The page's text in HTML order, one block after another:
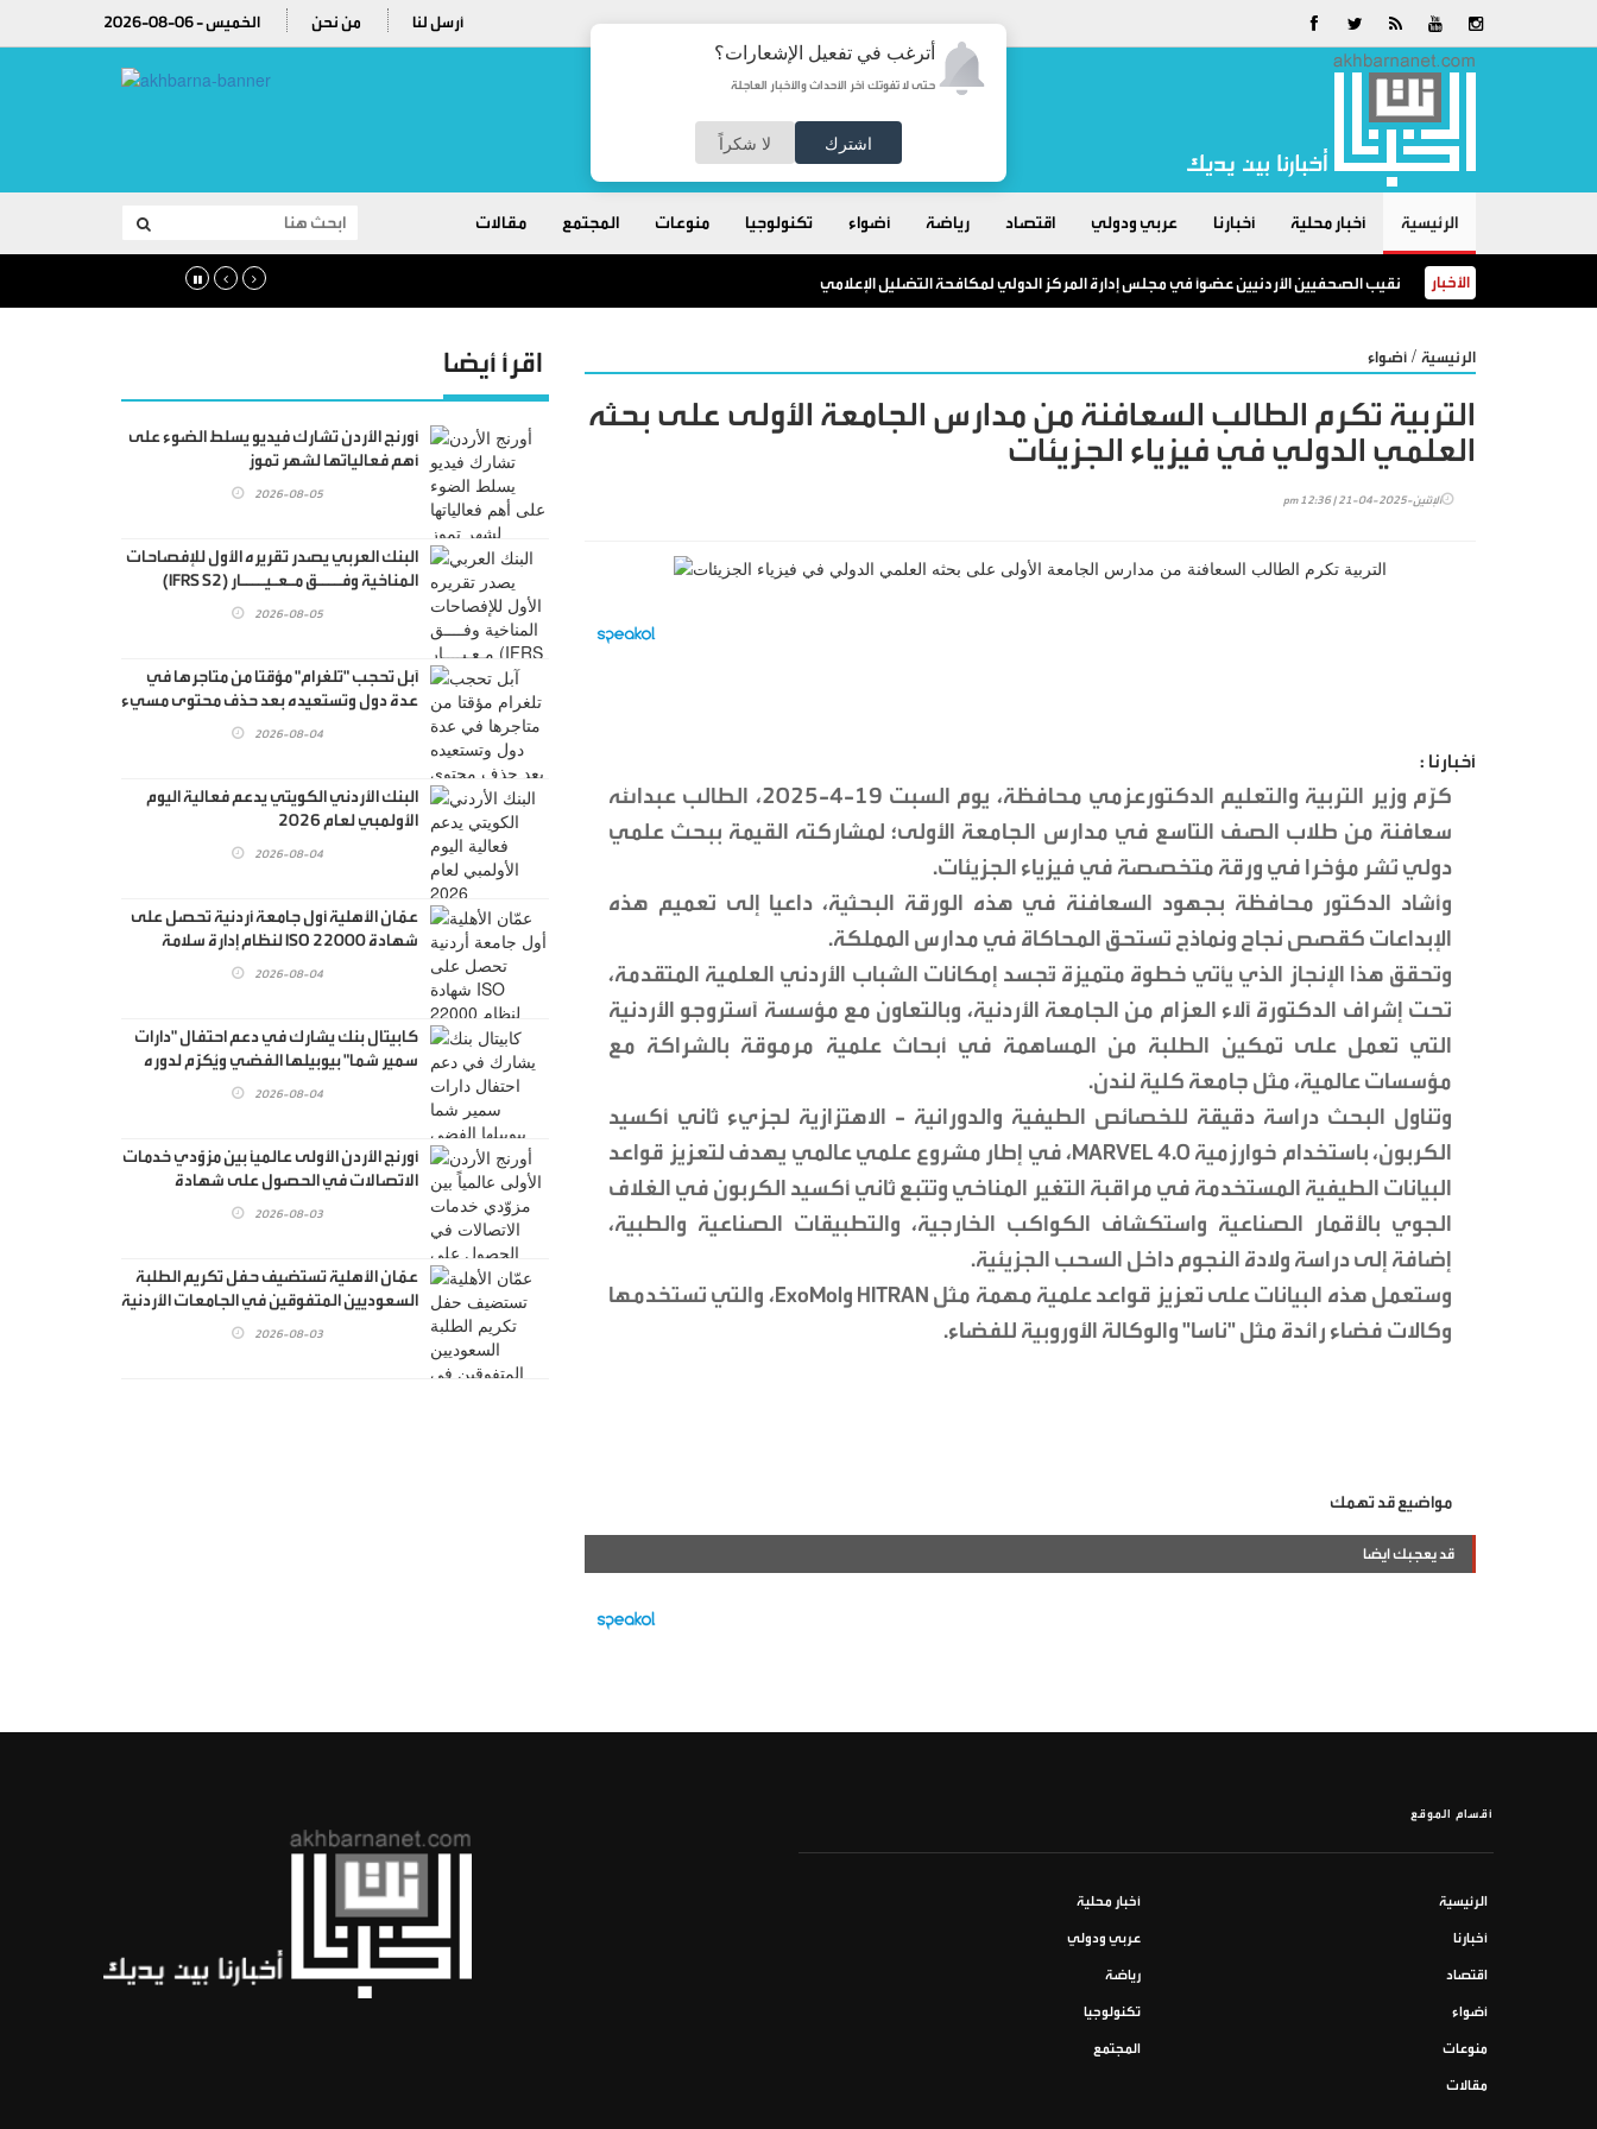
أترغب في تفعيل الإشعارات؟
حتى لا تفوتك آخر الأحداث والأخبار العاجلة
اشترك لا شكراً
2026-08-06 - الخميس من نحن أرسل لنا
الرئيسية أخبار محلية أخبارنا عربي ودولي اقتصاد رياضة أضواء تكنولوجيا منوعات المجتمع مقالات
الأخبار نقيب الصحفيين الأردنيين عضوًا في مجلس إدارة المركز الدولي لمكافحة التضليل الإعلامي
الرئيسية / أضواء
التربية تكرم الطالب السعافنة من مدارس الجامعة الأولى على بحثه
العلمي الدولي في فيزياء الجزيئات
الإثنين-2025-04-21 | 12:36 pm
أخبارنا :
كرّم وزير التربية والتعليم الدكتورعزمي محافظة، يوم السبت 19-4-2025، الطالب عبدالله
سعافنة من طلاب الصف التاسع في مدارس الجامعة الأولى؛ لمشاركته القيمة ببحث علمي
دولي نُشر مؤخرا في ورقة متخصصة في فيزياء الجزيئات.
وأشاد الدكتور محافظة بجهود السعافنة في هذه الورقة البحثية، داعيا إلى تعميم هذه
الإبداعات كقصص نجاح ونماذج تستحق المحاكاة في مدارس المملكة.
وتحقق هذا الإنجاز الذي يأتي خطوة متميزة تُجسد إمكانات الشباب الأردني العلمية المتقدمة،
تحت إشراف الدكتورة آلاء العزام من الجامعة الأردنية، وبالتعاون مع مؤسسة آستروجو الأردنية
التي تعمل على تمكين الطلبة من المساهمة في أبحاث علمية مرموقة بالشراكة مع
مؤسسات عالمية، مثل جامعة كلية لندن.
وتناول البحث دراسة دقيقة للخصائص الطيفية والدورانية - الاهتزازية لجزيء ثاني أكسيد
الكربون، باستخدام خوارزمية MARVEL 4.0، في إطار مشروع علمي عالمي يهدف لتعزيز قواعد
البيانات الطيفية المستخدمة في مراقبة التغير المناخي وتتبع ثاني أكسيد الكربون في الغلاف
الجوي بالأقمار الصناعية واستكشاف الكواكب الخارجية، والتطبيقات الصناعية والطبية،
إضافة إلى دراسة ولادة النجوم داخل السحب الجزيئية.
وستعمل هذه البيانات على تعزيز قواعد علمية مهمة مثل HITRAN وExoMol، والتي تستخدمها
وكالات فضاء رائدة مثل "ناسا" والوكالة الأوروبية للفضاء.
مواضيع قد تهمك
قد يعجبك ايضا
اقرأ أيضا
أورنج الأردن تشارك فيديو يسلط الضوء على
أهم فعالياتها لشهر تموز
2026-08-05
البنك العربي يصدر تقريره الأول للإفصاحات
المناخية وفــــق مـعـيــــار (IFRS S2)
2026-08-05
آبل تحجب "تلغرام" مؤقتا من متاجرها في
عدة دول وتستعيده بعد حذف محتوى مسيء
2026-08-04
البنك الأردني الكويتي يدعم فعالية اليوم
الأولمبي لعام 2026
2026-08-04
عمّان الأهلية أول جامعة أردنية تحصل على
شهادة ISO 22000 لنظام إدارة سلامة
2026-08-04
كابيتال بنك يشارك في دعم احتفال "دارات
سمير شما" بيوبيلها الفضي ويُكرَّم لدوره
في دعم رعاية المسنين
2026-08-04
أورنج الأردن الأولى عالمياً بين مزوّدي خدمات
الاتصالات في الحصول على شهادة
الاعتراف بالتميّز للأداء المستدام من
2026-08-03
عمّان الأهلية تستضيف حفل تكريم الطلبة
السعوديين المتفوقين في الجامعات الأردنية
2026-08-03
أقسام الموقع
الرئيسية أخبار محلية
أخبارنا عربي ودولي
اقتصاد رياضة
أضواء تكنولوجيا
منوعات المجتمع
مقالات